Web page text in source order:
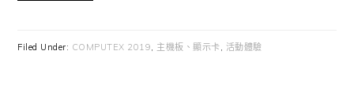
Filed Under: COMPUTEX 2019, 主機板、顯示卡, 活動體驗